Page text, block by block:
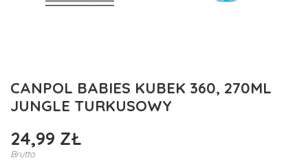
CANPOL BABIES KUBEK 360, 270ML
JUNGLE TURKUSOWY
24,99 ZŁ
Brutto